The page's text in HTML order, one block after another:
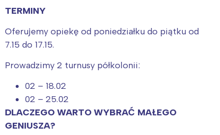
TERMINY
Oferujemy opiekę od poniedziałku do piątku od
7.15 do 17.15.
Prowadzimy 2 turnusy półkolonii:
02 – 18.02
02 – 25.02
DLACZEGO WARTO WYBRAĆ MAŁEGO
GENIUSZA?
Interesują mnie wydarzenia z
Warszawa
Łódź
Trójmiasto
Poznań
Południe